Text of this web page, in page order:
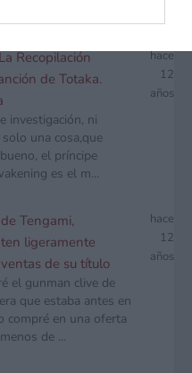
Recopilación
de Totaka.
investigación, ni
una cosa,que
el príncipe
es el m...
hace
12
años
Tengami,
ligeramente
de su título
el gunman clive de
que estaba antes en
compré en una oferta
de ...
hace
12
años